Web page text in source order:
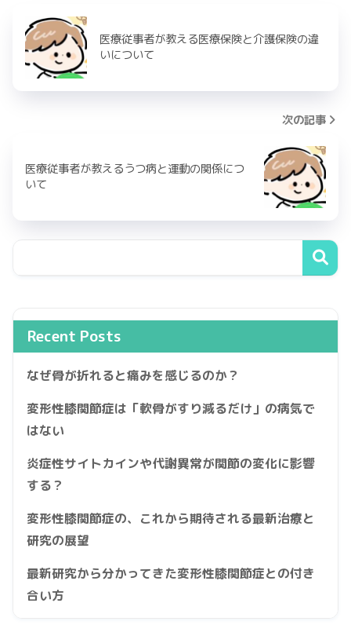
医療従事者が教える医療保険と介護保険の違
いについて
次の記事
医療従事者が教えるうつ病と運動の関係につ
いて
Recent Posts
なぜ骨が折れると痛みを感じるのか？
変形性膝関節症は「軟骨がすり減るだけ」の病気で
はない
炎症性サイトカインや代謝異常が関節の変化に影響
する？
変形性膝関節症の、これから期待される最新治療と
研究の展望
最新研究から分かってきた変形性膝関節症との付き
合い方